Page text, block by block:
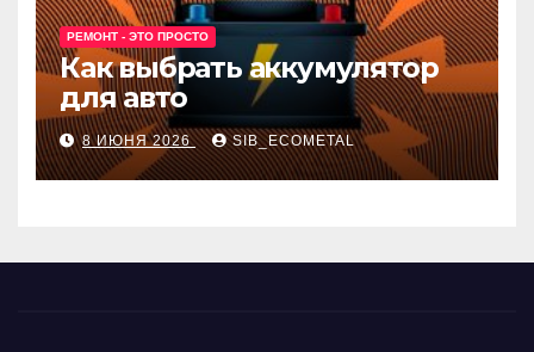
РЕМОНТ - ЭТО ПРОСТО
Как выбрать аккумулятор
для авто
8 ИЮНЯ 2026 SIB_ECOMETAL